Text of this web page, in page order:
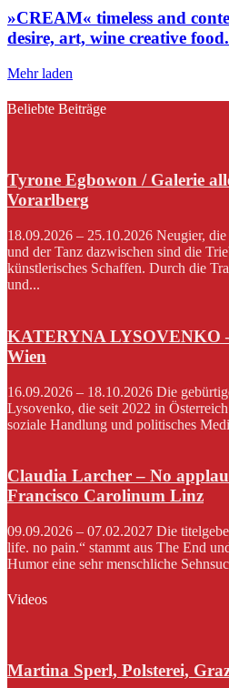
»CREAM« timeless and
desire, art, wine creative
Mehr laden
Beliebte Beiträge
Tyrone Egbowon / Galerie
Vorarlberg
18.09.2026 – 25.10.2026 Neugier,
und der Tanz dazwischen sind die
künstlerisches Schaffen. Durch die
und...
KATERYNA LYSOVENKO
Wien
16.09.2026 – 18.10.2026 Die
Lysovenko, die seit 2022 in
soziale Handlung und politisches
Claudia Larcher – No
Francisco Carolinum Linz
09.09.2026 – 07.02.2027 Die
life. no pain.“ stammt aus The End
Humor eine sehr menschliche
Videos
Martina Sperl, Polsterei,